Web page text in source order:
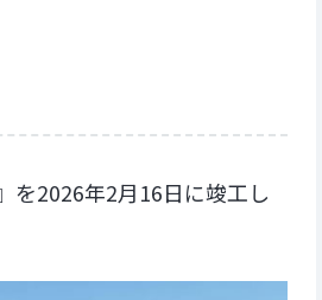
を2026年2月16日に竣工し